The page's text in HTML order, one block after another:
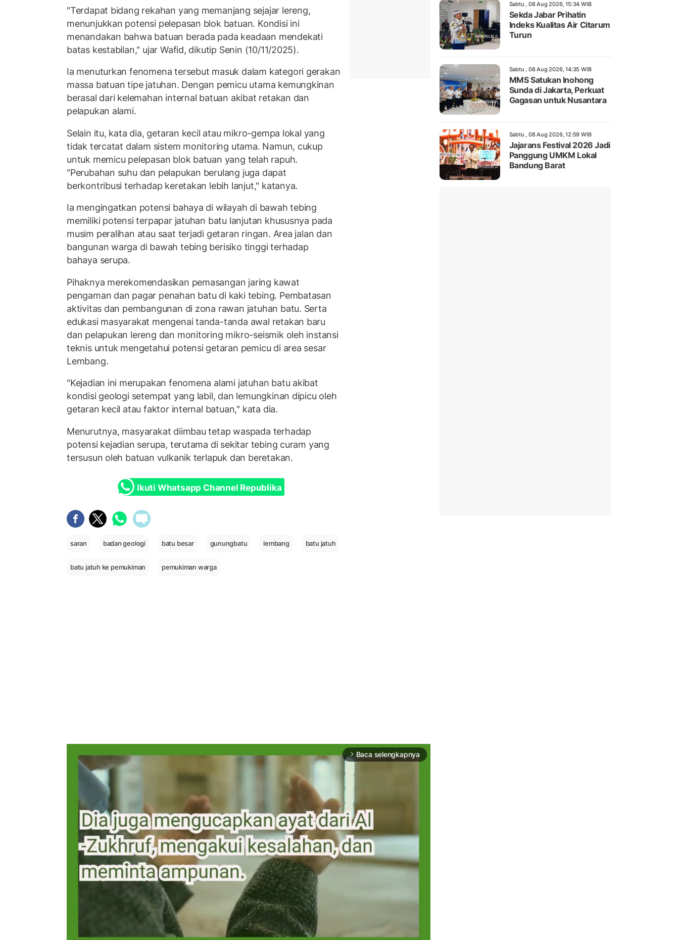
"Terdapat bidang rekahan yang memanjang sejajar lereng,
menunjukkan potensi pelepasan blok batuan. Kondisi ini
menandakan bahwa batuan berada pada keadaan mendekati
batas kestabilan," ujar Wafid, dikutip Senin (10/11/2025).
Ia menuturkan fenomena tersebut masuk dalam kategori gerakan
massa batuan tipe jatuhan. Dengan pemicu utama kemungkinan
berasal dari kelemahan internal batuan akibat retakan dan
pelapukan alami.
Selain itu, kata dia, getaran kecil atau mikro-gempa lokal yang
tidak tercatat dalam sistem monitoring utama. Namun, cukup
untuk memicu pelepasan blok batuan yang telah rapuh.
"Perubahan suhu dan pelapukan berulang juga dapat
berkontribusi terhadap keretakan lebih lanjut," katanya.
Ia mengingatkan potensi bahaya di wilayah di bawah tebing
memiliki potensi terpapar jatuhan batu lanjutan khususnya pada
musim peralihan atau saat terjadi getaran ringan. Area jalan dan
bangunan warga di bawah tebing berisiko tinggi terhadap
bahaya serupa.
Pihaknya merekomendasikan pemasangan jaring kawat
pengaman dan pagar penahan batu di kaki tebing. Pembatasan
aktivitas dan pembangunan di zona rawan jatuhan batu. Serta
edukasi masyarakat mengenai tanda-tanda awal retakan baru
dan pelapukan lereng dan monitoring mikro-seismik oleh instansi
teknis untuk mengetahui potensi getaran pemicu di area sesar
Lembang.
"Kejadian ini merupakan fenomena alami jatuhan batu akibat
kondisi geologi setempat yang labil, dan lemungkinan dipicu oleh
getaran kecil atau faktor internal batuan," kata dia.
Menurutnya, masyarakat diimbau tetap waspada terhadap
potensi kejadian serupa, terutama di sekitar tebing curam yang
tersusun oleh batuan vulkanik terlapuk dan beretakan.
Ikuti Whatsapp Channel Republika
saran badan geologi batu besar gunungbatu lembang batu jatuh
batu jatuh ke pemukiman pemukiman warga
arrow_forward_ios Baca selengkapnya
Sabtu , 08 Aug 2026, 15:34 WIB
Sekda Jabar Prihatin
Indeks Kualitas Air Citarum
Turun
Sabtu , 08 Aug 2026, 14:35 WIB
MMS Satukan Inohong
Sunda di Jakarta, Perkuat
Gagasan untuk Nusantara
Sabtu , 08 Aug 2026, 12:59 WIB
Jajarans Festival 2026 Jadi
Panggung UMKM Lokal
Bandung Barat